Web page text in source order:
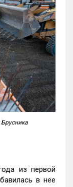
из первой
в нее